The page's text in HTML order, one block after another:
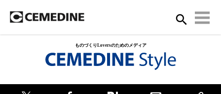
ものづくりLoversのためのメディア